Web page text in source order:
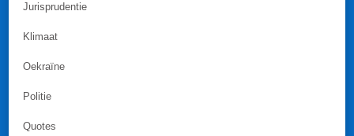
Jurisprudentie
Klimaat
Oekraïne
Politie
Quotes